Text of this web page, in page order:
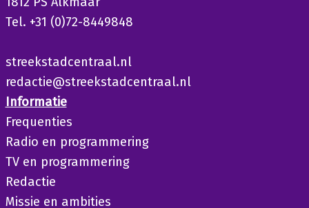
Tel. +31 (0)72-8449848
streekstadcentraal.nl
redactie@streekstadcentraal.nl
Informatie
Frequenties
Radio en programmering
TV en programmering
Redactie
Missie en ambities